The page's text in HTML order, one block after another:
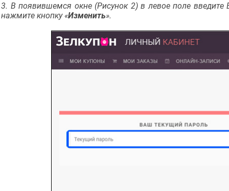
3. В появившемся окне (Рисунок 2) в левое поле
нажмите кнопку «Изменить».